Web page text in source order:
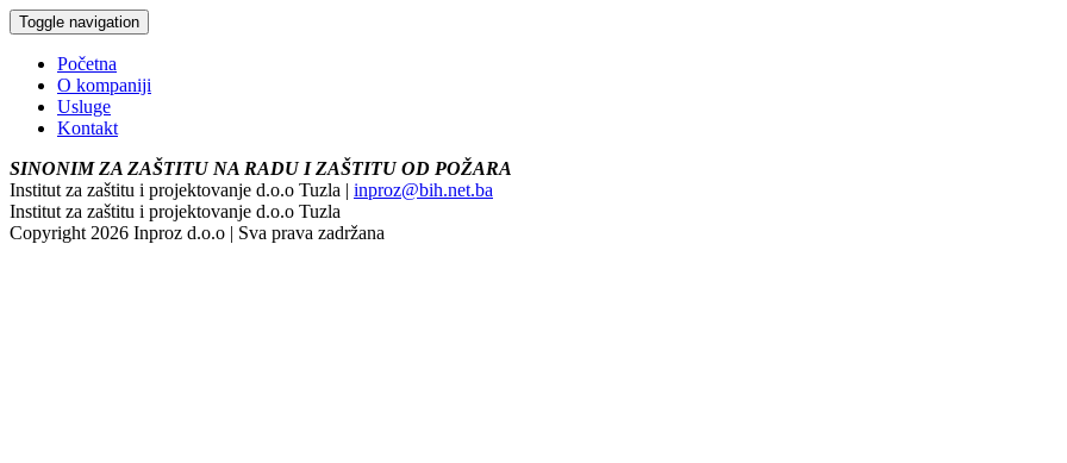
Toggle navigation
Početna
O kompaniji
Usluge
Kontakt
SINONIM ZA ZAŠTITU NA RADU I ZAŠTITU OD POŽARA
Institut za zaštitu i projektovanje d.o.o Tuzla | inproz@bih.net.ba
Institut za zaštitu i projektovanje d.o.o Tuzla
Copyright 2026 Inproz d.o.o | Sva prava zadržana